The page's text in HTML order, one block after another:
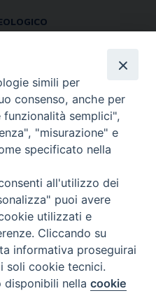
POLO TEOLOGICO
simili per
consenso, anche per
semplici",
"misurazione" e
specificato nella
all'utilizzo dei
puoi avere
utilizzati e
Cliccando su
informativa proseguirai
soli cookie tecnici.
disponibili nellacookie